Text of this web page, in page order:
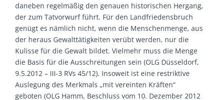
daneben regelmäßig den genauen historischen Hergang,
der zum Tatvorwurf führt. Für den Landfriedensbruch
genügt es nämlich nicht, wenn die Menschenmenge, aus
der heraus Gewalttätigkeiten verübt werden, nur die
Kulisse für die Gewalt bildet. Vielmehr muss die Menge
die Basis für die Ausschreitungen sein (OLG Düsseldorf,
9.5.2012 – III-3 RVs 45/12). Insoweit ist eine restriktive
Auslegung des Merkmals „mit vereinten Kräften“
geboten (OLG Hamm, Beschluss vom 10. Dezember 2012